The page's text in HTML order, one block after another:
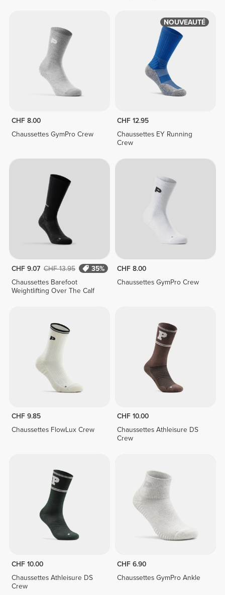
CHF 8.00
Chaussettes GymPro Crew
NOUVEAUTÉ
CHF 12.95
Chaussettes EY Running
Crew
CHF 9.07 CHF 13.95
35%
Chaussettes Barefoot
Weightlifting Over The Calf
CHF 8.00
Chaussettes GymPro Crew
CHF 9.85
Chaussettes FlowLux Crew
CHF 10.00
Chaussettes Athleisure DS
Crew
CHF 10.00
Chaussettes Athleisure DS
Crew
CHF 6.90
Chaussettes GymPro Ankle